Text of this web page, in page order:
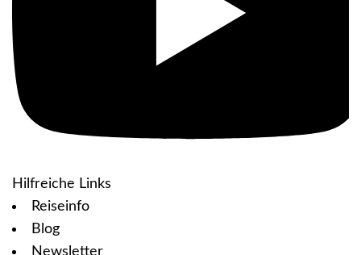
Hilfreiche Links
Reiseinfo
Blog
Newsletter